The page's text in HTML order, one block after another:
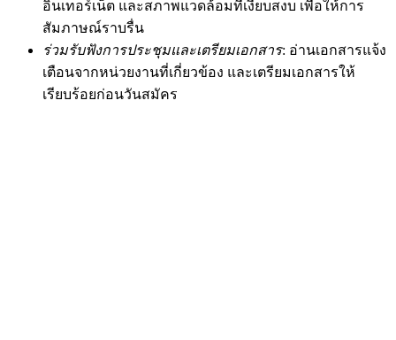
อินเทอร์เน็ต และสภาพแวดล้อมที่เงียบสงบ เพื่อให้การ
สัมภาษณ์ราบรื่น
ร่วมรับฟังการประชุมและเตรียมเอกสาร: อ่านเอกสารแจ้ง
เตือนจากหน่วยงานที่เกี่ยวข้อง และเตรียมเอกสารให้
เรียบร้อยก่อนวันสมัคร